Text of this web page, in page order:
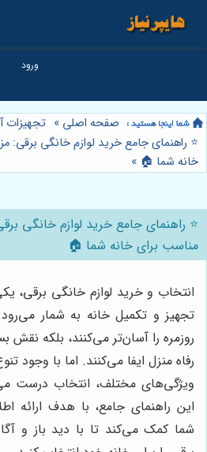
صفحه اصلی » تجهیزات
⭐️ راهنمای جامع خرید لوازم خانگی برقی:
خانه شما 🏠 »
⭐️ راهنمای جامع خرید لوازم خانگی
مناسب برای خانه شما 🏠
انتخاب و خرید لوازم خانگی برقی،
تجهیز و تکمیل خانه به شمار می‌رود.
روزمره را آسان‌تر می‌کنند، بلکه نقش
رفاه منزل ایفا می‌کنند. اما با وجود
ویژگی‌های مختلف، انتخاب درست
این راهنمای جامع، با هدف ارائه
شما کمک می‌کند تا با دید باز و